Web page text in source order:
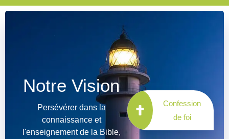
Notre Vision
Persévérer dans la
connaissance et
l'enseignement de la Bible,
Confession
de foi